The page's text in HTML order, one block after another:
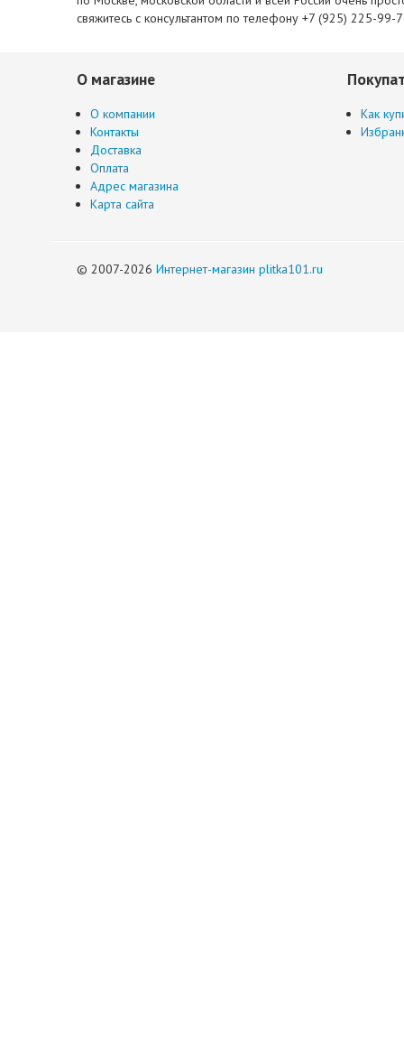
свяжитесь с консультантом по телефону +7 (925) 225-99-
О магазине
О компании
Контакты
Доставка
Оплата
Адрес магазина
Карта сайта
Как
© 2007-2026 Интернет-магазин plitka101.ru